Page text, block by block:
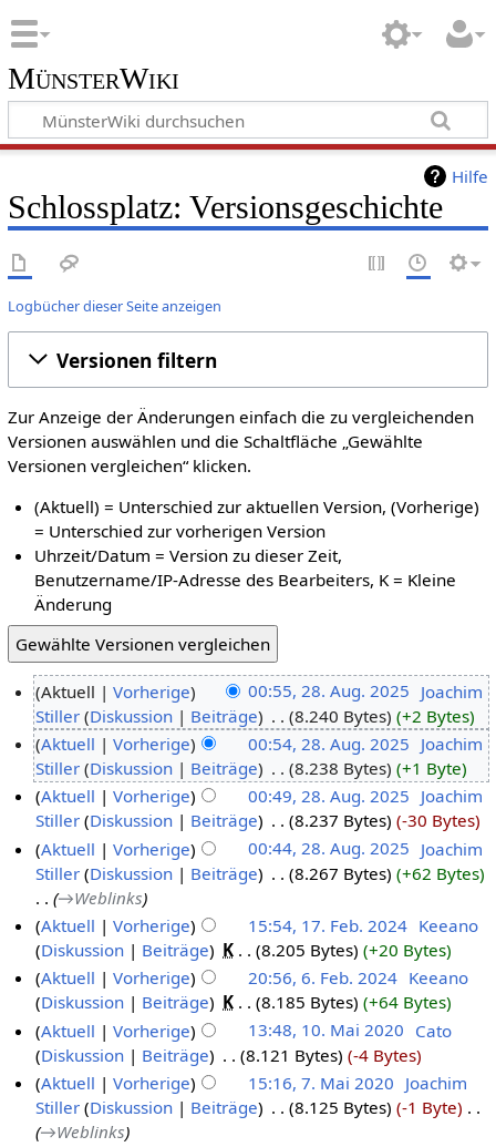
MünsterWiki
Hilfe
Schlossplatz: Versionsgeschichte
Logbücher dieser Seite anzeigen
Versionen filtern
Zur Anzeige der Änderungen einfach die zu vergleichenden
Versionen auswählen und die Schaltfläche „Gewählte
Versionen vergleichen“ klicken.
(Aktuell) = Unterschied zur aktuellen Version, (Vorherige)
= Unterschied zur vorherigen Version
Uhrzeit/Datum = Version zu dieser Zeit,
Benutzername/IP-Adresse des Bearbeiters, K = Kleine
Änderung
Aktuell Vorherige 00:55, 28. Aug. 2025 Joachim
Stiller Diskussion Beiträge 8.240 Bytes
+2 Bytes
Aktuell
Vorherige 00:54, 28. Aug. 2025 Joachim
Stiller Diskussion Beiträge 8.238 Bytes
+1 Byte
Aktuell
Vorherige 00:49, 28. Aug. 2025 Joachim
Stiller Diskussion Beiträge 8.237 Bytes
-30 Bytes
Aktuell
Vorherige 00:44, 28. Aug. 2025 Joachim
Stiller Diskussion Beiträge 8.267 Bytes
+62 Bytes
→‎Weblinks
Aktuell
Vorherige 15:54, 17. Feb. 2024‎ Keeano
Diskussion
Beiträge K 8.205 Bytes
+20 Bytes
Aktuell
Vorherige 20:56, 6. Feb. 2024‎ Keeano
Diskussion
Beiträge K 8.185 Bytes
+64 Bytes
Aktuell
Vorherige 13:48, 10. Mai 2020 Cato
Diskussion
Beiträge 8.121 Bytes
-4 Bytes
Aktuell
Vorherige 15:16, 7. Mai 2020 Joachim
Stiller Diskussion Beiträge 8.125 Bytes -1 Byte
→‎Weblinks